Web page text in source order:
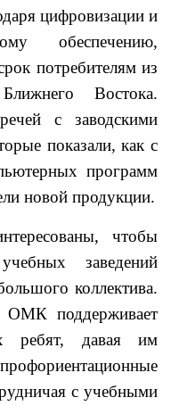
цифровизации и
обеспечению,
потребителям из
Востока.
с заводскими
показали, как с
программ
новой продукции.
чтобы
заведений
коллектива.
ОМК поддерживает
ребят, давая им
с учебными